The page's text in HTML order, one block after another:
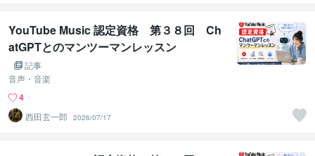
YouTube Music 認定資格 第３８回 Ch
atGPTとのマンツーマンレッスン
記事
音声・音楽
4
西田玄一郎
2026/07/17